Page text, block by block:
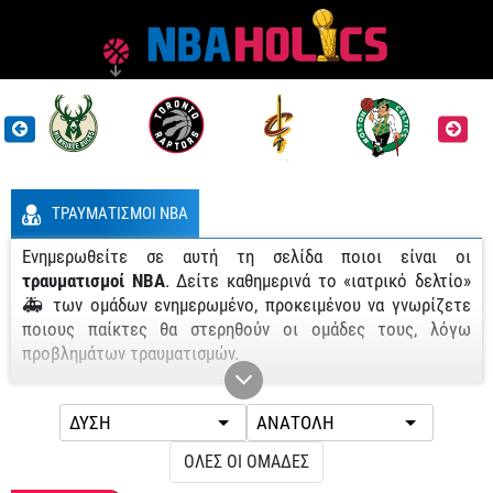
ΤΡΑΥΜΑΤΙΣΜΟΙ NBA
Ενημερωθείτε σε αυτή τη σελίδα ποιοι είναι οι
τραυματισμοί NBA. Δείτε καθημερινά το «ιατρικό δελτίο»
🚑 των ομάδων ενημερωμένο, προκειμένου να γνωρίζετε
ποιους παίκτες θα στερηθούν οι ομάδες τους, λόγω
προβλημάτων τραυματισμών.
NBA απουσίες: Το ιατρικό δελτίο
Στους παρακάτω πίνακες μπορείτε να δείτε όλες τις
NBA απουσίεςτης τελευταίας στιγμής, λόγω
τραυματισμών. Έχετε τη δυνατότητα να δείτε τις
ΟΛΕΣ ΟΙ ΟΜΑΔΕΣ